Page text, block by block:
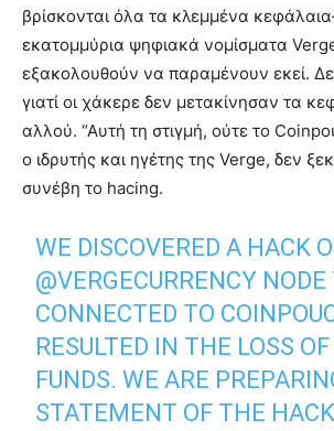
βρίσκονται όλα τα κλεμμένα
εκατομμύρια ψηφιακά νομίσματα
εξακολουθούν να παραμένουν εκεί.
γιατί οι χάκερε δεν μετακίνησαν τα
αλλού. “Αυτή τη στιγμή, ούτε το
ο ιδρυτής και ηγέτης της Verge, δεν
συνέβη το hacing.
WE DISCOVERED A HACK
@VERGECURRENCY
CONNECTED TO
RESULTED IN THE LOSS OF
FUNDS. WE ARE
STATEMENT OF THE